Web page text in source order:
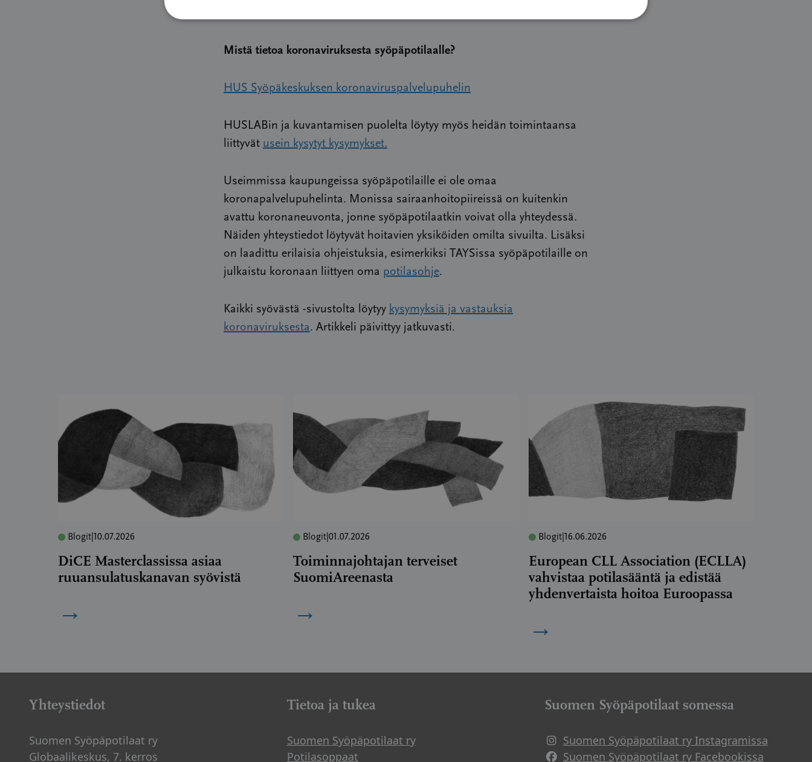
Mistä tietoa koronaviruksesta syöpäpotilaalle?
HUS Syöpäkeskuksen koronaviruspalvelupuhelin
HUSLABin ja kuvantamisen puolelta löytyy myös heidän toimintaansa
liittyvät usein kysytyt kysymykset.
Useimmissa kaupungeissa syöpäpotilaille ei ole omaa
koronapalvelupuhelinta. Monissa sairaanhoitopiireissä on kuitenkin
avattu koronaneuvonta, jonne syöpäpotilaatkin voivat olla yhteydessä.
Näiden yhteystiedot löytyvät hoitavien yksiköiden omilta sivuilta. Lisäksi
on laadittu erilaisia ohjeistuksia, esimerkiksi TAYSissa syöpäpotilaille on
julkaistu koronaan liittyen oma potilasohje.
Kaikki syövästä -sivustolta löytyy kysymyksiä ja vastauksia
koronaviruksesta. Artikkeli päivittyy jatkuvasti.
Blogit 10.07.2026
DiCE Masterclassissa asiaa
ruuansulatuskanavan syövistä
→
Blogit |01.07.2026
Toiminnajohtajan terveiset
SuomiAreenasta
→
Blogit| 16.06.2026
European CLL Association (ECLLA)
vahvistaa potilasääntä ja edistää
yhdenvertaista hoitoa Euroopassa
→
Yhteystiedot
Suomen Syöpäpotilaat ry
Globaalikeskus, 7. kerros
Tietoa ja tukea
Suomen Syöpäpotilaat ry
Potilasoppaat
Suomen Syöpäpotilaat somessa
Suomen Syöpäpotilaat ry Instagramissa
Suomen Syöpäpotilaat ry Facebookissa